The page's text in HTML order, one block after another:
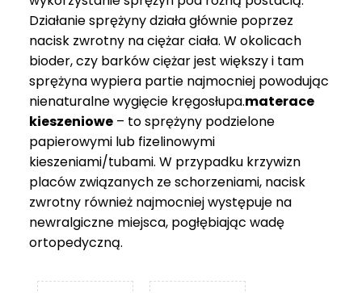
Działanie sprężyny działa głównie poprzez
nacisk zwrotny na ciężar ciała. W okolicach
bioder, czy barków ciężar jest większy i tam
sprężyna wypiera partie najmocniej powodując
nienaturalne wygięcie kręgosłupa.materace
kieszeniowe – to sprężyny podzielone
papierowymi lub fizelinowymi
kieszeniami/tubami. W przypadku krzywizn
placów związanych ze schorzeniami, nacisk
zwrotny również najmocniej występuje na
newralgiczne miejsca, pogłębiając wadę
ortopedyczną.